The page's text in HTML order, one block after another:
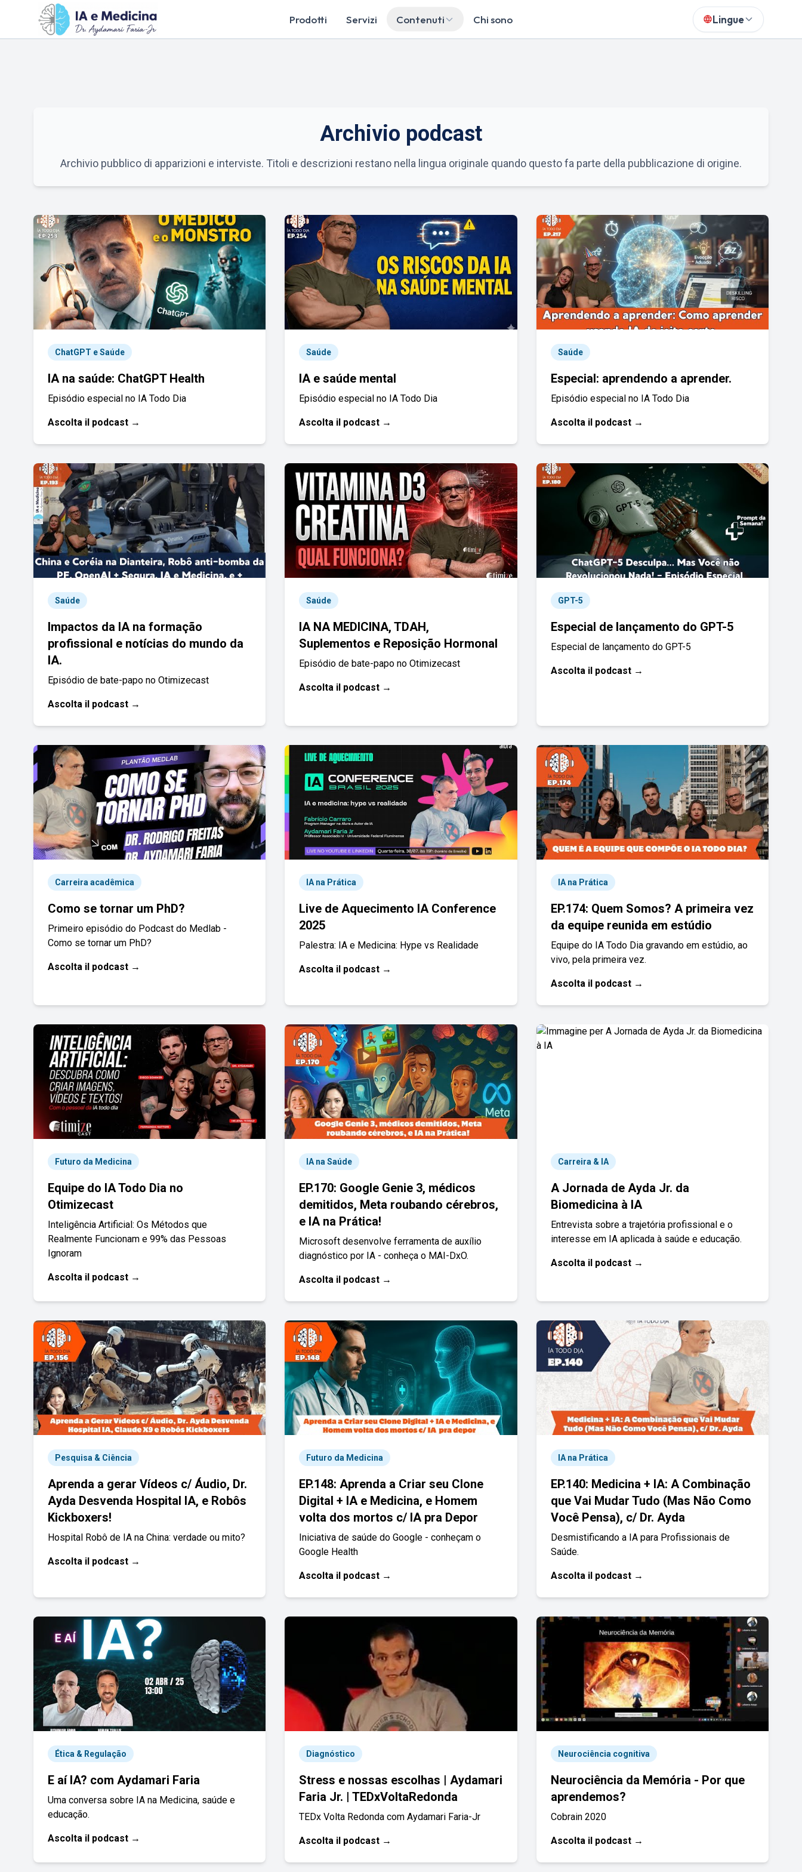
Prodotti Servizi Contenuti Chi sono Lingue
Archivio podcast
Archivio pubblico di apparizioni e interviste. Titoli e descrizioni restano nella lingua originale quando questo fa parte della pubblicazione di origine.
ChatGPT e Saúde
IA na saúde: ChatGPT Health
Episódio especial no IA Todo Dia
Ascolta il podcast →
Saúde
IA e saúde mental
Episódio especial no IA Todo Dia
Ascolta il podcast →
Saúde
Especial: aprendendo a aprender.
Episódio especial no IA Todo Dia
Ascolta il podcast →
Saúde
Impactos da IA na formação
profissional e notícias do mundo da
IA.
Episódio de bate-papo no Otimizecast
Ascolta il podcast →
Saúde
IA NA MEDICINA, TDAH,
Suplementos e Reposição Hormonal
Episódio de bate-papo no Otimizecast
Ascolta il podcast →
GPT-5
Especial de lançamento do GPT-5
Especial de lançamento do GPT-5
Ascolta il podcast →
Carreira acadêmica
Como se tornar um PhD?
Primeiro episódio do Podcast do Medlab -
Como se tornar um PhD?
Ascolta il podcast →
IA na Prática
Live de Aquecimento IA Conference
2025
Palestra: IA e Medicina: Hype vs Realidade
Ascolta il podcast →
IA na Prática
EP.174: Quem Somos? A primeira vez
da equipe reunida em estúdio
Equipe do IA Todo Dia gravando em estúdio, ao
vivo, pela primeira vez.
Ascolta il podcast →
Futuro da Medicina
Equipe do IA Todo Dia no
Otimizecast
Inteligência Artificial: Os Métodos que
Realmente Funcionam e 99% das Pessoas
Ignoram
Ascolta il podcast →
IA na Saúde
EP.170: Google Genie 3, médicos
demitidos, Meta roubando cérebros,
e IA na Prática!
Microsoft desenvolve ferramenta de auxílio
diagnóstico por IA - conheça o MAI-DxO.
Ascolta il podcast →
Carreira & IA
A Jornada de Ayda Jr. da
Biomedicina à IA
Entrevista sobre a trajetória profissional e o
interesse em IA aplicada à saúde e educação.
Ascolta il podcast →
Pesquisa & Ciência
Aprenda a gerar Vídeos c/ Áudio, Dr.
Ayda Desvenda Hospital IA, e Robôs
Kickboxers!
Hospital Robô de IA na China: verdade ou mito?
Ascolta il podcast →
Futuro da Medicina
EP.148: Aprenda a Criar seu Clone
Digital + IA e Medicina, e Homem
volta dos mortos c/ IA pra Depor
Iniciativa de saúde do Google - conheçam o
Google Health
Ascolta il podcast →
IA na Prática
EP.140: Medicina + IA: A Combinação
que Vai Mudar Tudo (Mas Não Como
Você Pensa), c/ Dr. Ayda
Desmistificando a IA para Profissionais de
Saúde.
Ascolta il podcast →
Ética & Regulação
E aí IA? com Aydamari Faria
Uma conversa sobre IA na Medicina, saúde e
educação.
Ascolta il podcast →
Diagnóstico
Stress e nossas escolhas | Aydamari
Faria Jr. | TEDxVoltaRedonda
TEDx Volta Redonda com Aydamari Faria-Jr
Ascolta il podcast →
Neurociência cognitiva
Neurociência da Memória - Por que
aprendemos?
Cobrain 2020
Ascolta il podcast →